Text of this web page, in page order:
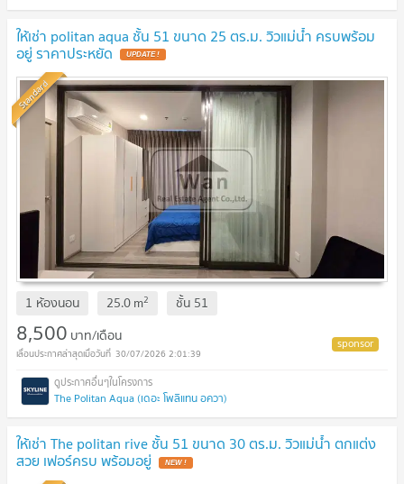
ให้เช่า politan aqua ชั้น 51 ขนาด 25 ตร.ม. วิวแม่น้ำ ครบพร้อม
อยู่ ราคาประหยัด
Standard
1 ห้องนอน 25.0m2 ชั้น 51
8,500 บาท/เดือน
30/07/2026 2:01:39
The Politan Aqua (เดอะ โพลิแทน อควา)
ให้เช่า The politan rive ชั้น 51 ขนาด 30 ตร.ม. วิวแม่น้ำ ตกแต่ง
สวย เฟอร์ครบ พร้อมอยู่